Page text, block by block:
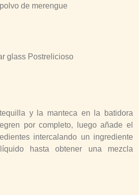
de merengue
glass Postrelicioso
y la manteca en la batidora
por completo, luego añade el
intercalando un ingrediente
hasta obtener una mezcla